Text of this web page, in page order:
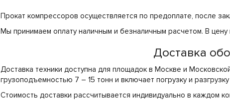
Прокат компрессоров осуществляется по предоплате, после
Мы принимаем оплату наличным и безналичным расчетом. В
Доставка
Доставка техники доступна для площадок в Москве и
грузоподъемностью 7 – 15 тонн и включает погрузку и
Стоимость доставки рассчитывается индивидуально в каждом